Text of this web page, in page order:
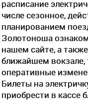
расписание
числе сезонное,
планированием
Золотоноша
нашем сайте, а
ближайшем
оперативные
Билеты на
приобрести в кассе